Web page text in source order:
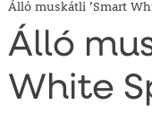
Álló muskátli ’Smart
Álló
White